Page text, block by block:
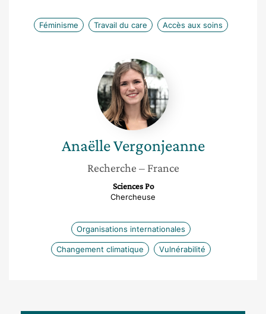
Féminisme Travail du care Accès aux soins
Anaëlle
Vergonjeanne
AnaëlleVergonjeanne
Recherche – France
Sciences Po
Chercheuse
Organisations internationales
Changement climatique Vulnérabilité